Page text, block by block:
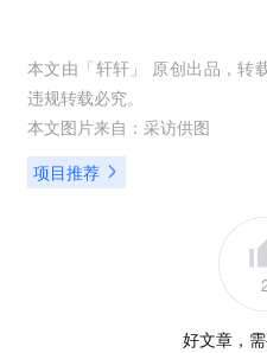
本文由「轩轩 」 原创出品，转
违规转载必究。
本文图片来自： 采访供图
项目推荐
好文章，